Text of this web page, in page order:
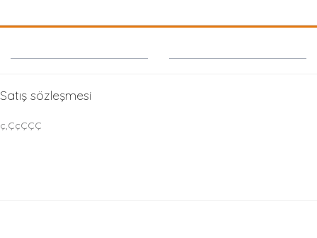
Satış sözleşmesi
ç,ÇçÇÇÇ